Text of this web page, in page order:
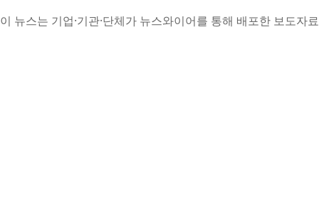
이 뉴스는 기업·기관·단체가 뉴스와이어를 통해 배포한 보도자